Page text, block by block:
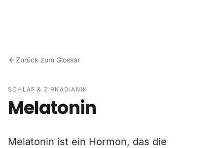
Zurück zum Glossar
SCHLAF & ZIRKADIANIK
Melatonin
Melatonin ist ein Hormon, das die